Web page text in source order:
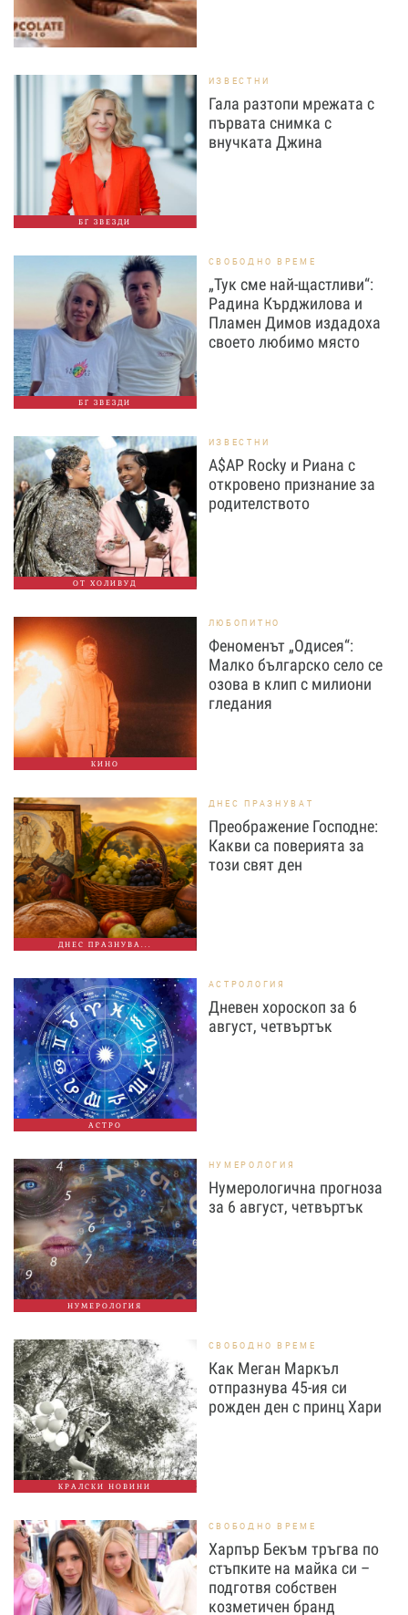
БГ ЗВЕЗДИ
ИЗВЕСТНИ
Гала разтопи мрежата с
първата снимка с
внучката Джина
БГ ЗВЕЗДИ
СВОБОДНО ВРЕМЕ
„Тук сме най-щастливи“:
Радина Кърджилова и
Пламен Димов издадоха
своето любимо място
ОТ ХОЛИВУД
ИЗВЕСТНИ
A$AP Rocky и Риана с
откровено признание за
родителството
КИНО
ЛЮБОПИТНО
Феноменът „Одисея“:
Малко българско село се
озова в клип с милиони
гледания
ДНЕС ПРАЗНУВА...
ДНЕС ПРАЗНУВАТ
Преображение Господне:
Какви са поверията за
този свят ден
АСТРО
АСТРОЛОГИЯ
Дневен хороскоп за 6
август, четвъртък
НУМЕРОЛОГИЯ
НУМЕРОЛОГИЯ
Нумерологична прогноза
за 6 август, четвъртък
КРАЛСКИ НОВИНИ
СВОБОДНО ВРЕМЕ
Как Меган Маркъл
отпразнува 45-ия си
рожден ден с принц Хари
СВОБОДНО ВРЕМЕ
Харпър Бекъм тръгва по
стъпките на майка си –
подготвя собствен
козметичен бранд